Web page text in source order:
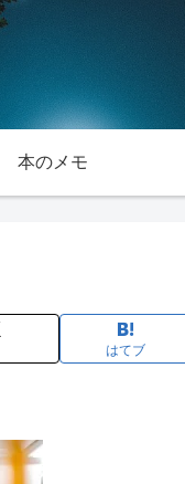
本のメモ
はてブ